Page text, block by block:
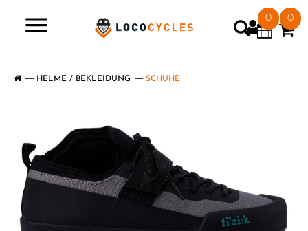
0 0
HELME / BEKLEIDUNG SCHUHE